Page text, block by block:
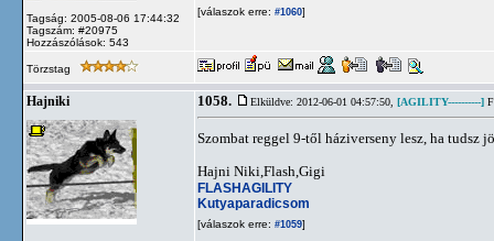
Tagság: 2005-08-06 17:44:32
Tagszám: #20975
Hozzászólások: 543
[válaszok erre: #1060]
Törzstag
Hajniki 1058. Elküldve: 2012-06-01 04:57:50, [AGILITY----------]
Szombat reggel 9-től háziverseny lesz, ha tudsz
Hajni Niki,Flash,Gigi
FLASHAGILITY
Kutyaparadicsom
[válaszok erre: #1059]